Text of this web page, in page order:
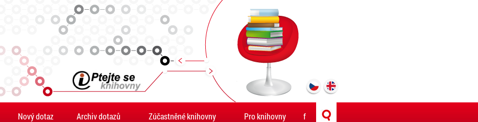
Nový dotaz Archiv dotazů Zúčastněné knihovny Pro knihovny f